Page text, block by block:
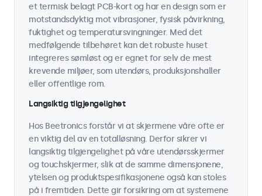
et termisk belagt PCB-kort og har en design som er
motstandsdyktig mot vibrasjoner, fysisk påvirkning,
fuktighet og temperatursvingninger. Med det
medfølgende tilbehøret kan det robuste huset
integreres sømløst og er egnet for selv de mest
krevende miljøer, som utendørs, produksjonshaller
eller offentlige rom.
Langsiktig tilgjengelighet
Hos Beetronics forstår vi at skjermene våre ofte er
en viktig del av en totalløsning. Derfor sikrer vi
langsiktig tilgjengelighet på våre utendørsskjermer
og touchskjermer, slik at de samme dimensjonene,
ytelsen og produktspesifikasjonene også kan stoles
på i fremtiden. Dette gir forsikring om at systemene